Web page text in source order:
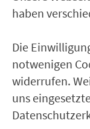
Österberg
haben
Die
notwenigen
widerrufen.
uns